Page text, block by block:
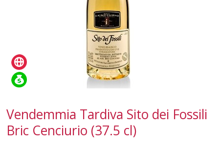
TROVA IL TUO VINO
Vendemmia Tardiva Sito dei Fossili
Bric Cenciurio (37.5 cl)